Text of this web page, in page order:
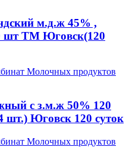
м.д.ж 45% ,
шт ТМ Юговск(120
Молочных продуктов
с з.м.ж 50% 120
шт.) Юговск 120 суток
Молочных продуктов